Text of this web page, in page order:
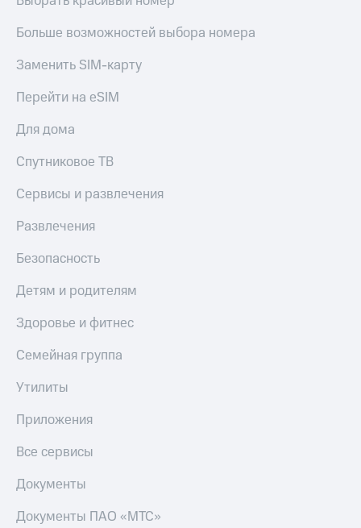
Больше возможностей выбора номера
Заменить SIM-карту
Перейти на eSIM
Для дома
Спутниковое ТВ
Сервисы и развлечения
Развлечения
Безопасность
Детям и родителям
Здоровье и фитнес
Семейная группа
Утилиты
Приложения
Все сервисы
Документы
Документы ПАО «МТС»